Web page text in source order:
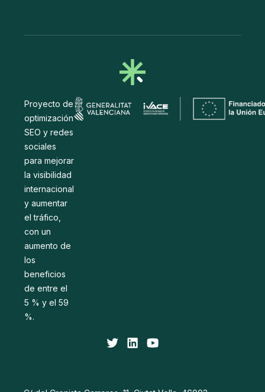
Proyecto de
optimización
SEO y redes
sociales
para mejorar
la visibilidad
internacional
y aumentar
el tráfico,
con un
aumento de
los
beneficios
de entre el
5 % y el 59
%.